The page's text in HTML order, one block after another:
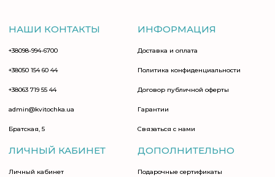
НАШИ КОНТАКТЫ
+38098-994-6700
+38050 154 60 44
+38063 719 55 44
admin@kvitochka.ua
Братская, 5
ИНФОРМАЦИЯ
Доставка и оплата
Политика конфиденциальности
Договор публичной оферты
Гарантии
Связаться с нами
ЛИЧНЫЙ КАБИНЕТ
Личный кабинет
ДОПОЛНИТЕЛЬНО
Подарочные сертификаты